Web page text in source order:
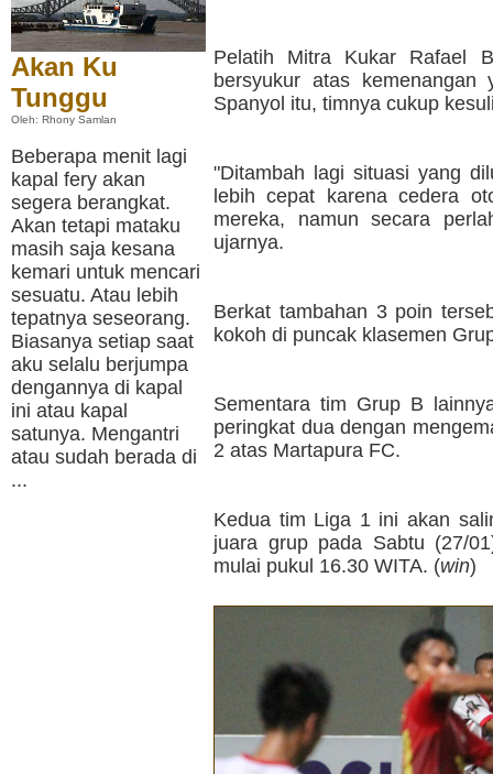
Akan Ku
Tunggu
Oleh: Rhony Samlan
Beberapa menit lagi
kapal fery akan
segera berangkat.
Akan tetapi mataku
masih saja kesana
kemari untuk mencari
sesuatu. Atau lebih
tepatnya seseorang.
Biasanya setiap saat
aku selalu berjumpa
dengannya di kapal
ini atau kapal
satunya. Mengantri
atau sudah berada di
...
Pelatih Mitra Kukar Rafael
bersyukur atas
Spanyol itu, timnya cukup
"Ditambah lagi situasi yang
lebih cepat karena cedera
mereka, namun secara
ujarnya.
Berkat tambahan 3 poin
kokoh di puncak klasemen
Sementara tim Grup B
peringkat dua dengan
2 atas Martapura FC.
Kedua tim Liga 1 ini akan
juara grup pada Sabtu (27/
mulai pukul 16.30 WITA. (win)